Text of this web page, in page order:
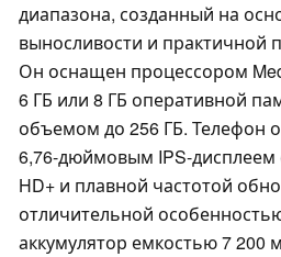
диапазона, созданный на
выносливости и практичной
Он оснащен процессором
6 ГБ или 8 ГБ оперативной
объемом до 256 ГБ. Телефон
6,76-дюймовым IPS-
HD+ и плавной частотой
отличительной
аккумулятор емкостью 7